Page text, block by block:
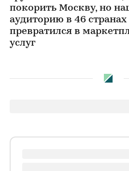
покорить Москву, но
аудиторию в 46
превратился в
услуг